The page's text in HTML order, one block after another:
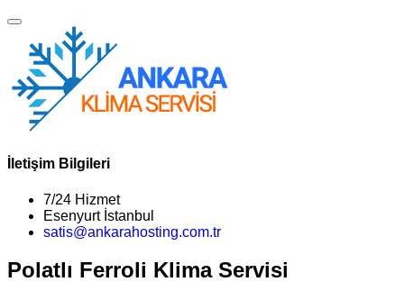
İletişim Bilgileri
7/24 Hizmet
Esenyurt İstanbul
satis@ankarahosting.com.tr
Polatlı Ferroli Klima Servisi